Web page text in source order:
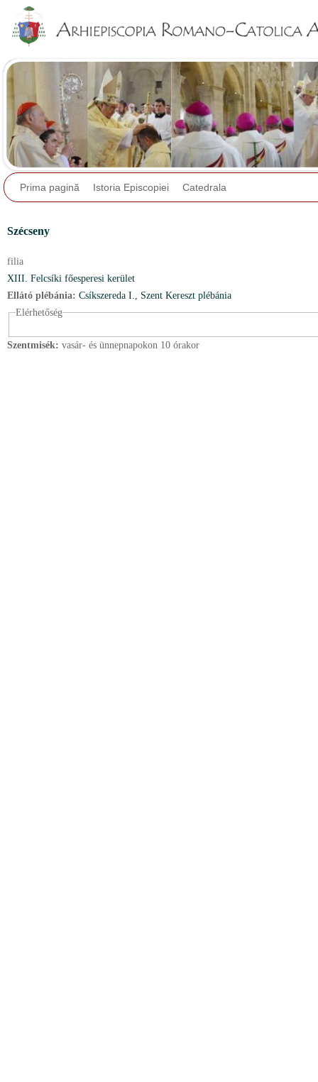
Prima pagină Istoria Episcopiei Catedrala
Szécseny
filia
XIII. Felcsíki főesperesi kerület
Ellátó plébánia: Csíkszereda I., Szent Kereszt plébánia
Elérhetőség
Szentmisék: vasár- és ünnepnapokon 10 órakor